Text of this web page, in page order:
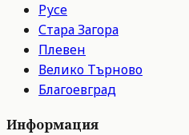
Русе
Стара Загора
Плевен
Велико Търново
Благоевград
Информация